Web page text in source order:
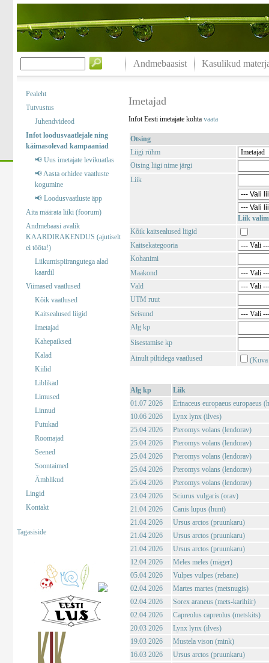
Andmebaasist Kasulikud
Pealeht
Tutvustus
Juhendvideod
Infot loodusvaatlejale ning
käimasolevad kampaaniad
📢 Uus imetajate levikuatlas
📢 Aasta orhidee vaatluste
kogumine
📢 Loodusvaatluste äpp
Aita määrata liiki (foorum)
Andmebaasi avalik
KAARDIRAKENDUS (ajutiselt
ei tööta!)
Liikumispiirangutega alad
kaardil
Viimased vaatlused
Kõik vaatlused
Kaitsealused liigid
Imetajad
Kahepaiksed
Kalad
Kiilid
Liblikad
Limused
Linnud
Putukad
Roomajad
Seened
Soontaimed
Ämblikud
Lingid
Kontakt
Tagasiside
Imetajad
Infot Eesti imetajate kohta vaata
Otsing
Liigi rühm
Otsing liigi nime järgi
Liik
Liik
Kõik kaitsealused liigid
Kaitsekategooria
Kohanimi
Maakond
Vald
UTM ruut
Seisund
Alg kp
Sisestamise kp
Ainult piltidega vaatlused
(Kuva
Alg kp
Liik
01.07 2026
Erinaceus europaeus europaeus
10.06 2026
Lynx lynx (ilves)
25.04 2026
Pteromys volans (lendorav)
25.04 2026
Pteromys volans (lendorav)
25.04 2026
Pteromys volans (lendorav)
25.04 2026
Pteromys volans (lendorav)
25.04 2026
Pteromys volans (lendorav)
23.04 2026
Sciurus vulgaris (orav)
21.04 2026
Canis lupus (hunt)
21.04 2026
Ursus arctos (pruunkaru)
21.04 2026
Ursus arctos (pruunkaru)
21.04 2026
Ursus arctos (pruunkaru)
12.04 2026
Meles meles (mäger)
05.04 2026
Vulpes vulpes (rebane)
02.04 2026
Martes martes (metsnugis)
02.04 2026
Sorex araneus (mets-karihiir)
02.04 2026
Capreolus capreolus (metskits)
20.03 2026
Lynx lynx (ilves)
19.03 2026
Mustela vison (mink)
16.03 2026
Ursus arctos (pruunkaru)